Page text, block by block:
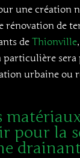
une création
rénovation de
de Thionville
sera
urbaine ou
pour la